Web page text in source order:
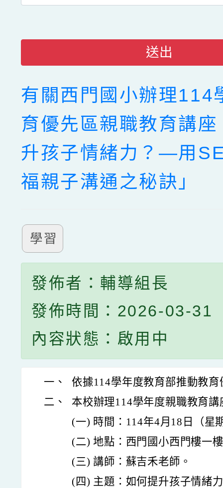
送出
有關西門國小辦理114
育優先區親職教育講
升孩子情緒力？—用
福親子溝通之秘訣」
學習
發佈者：輔導組長
發佈時間：2026-03-31
內容狀態：啟用中
一、
依據114學年度教育部推動教
二、
本校辦理114學年度親職教育
(一) 時間：114年4月18日（星
(二) 地點：西門國小西門樓一
(三) 講師：蘇吉禾老師。
(四) 主題：如何提升孩子情緒